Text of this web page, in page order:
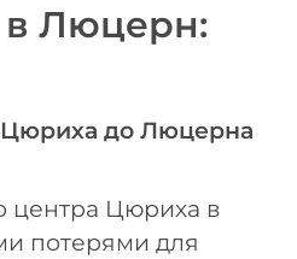
Люцерн:
Цюриха до Люцерна
центра Цюриха в
потерями для